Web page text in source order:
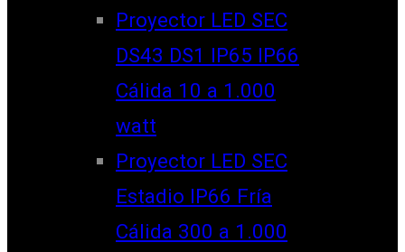
Proyector LED SEC
DS43 DS1 IP65 IP66
Cálida 10 a 1.000
watt
Proyector LED SEC
Estadio IP66 Fría
Cálida 300 a 1.000